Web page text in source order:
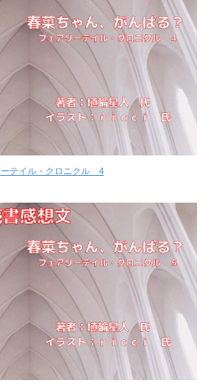
ーテイル・クロニクル 4